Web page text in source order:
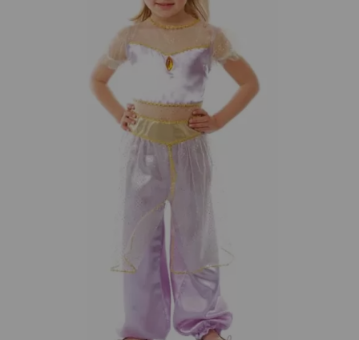
¡Adelante! Te estabamos esperando.
CREAR CUENTA